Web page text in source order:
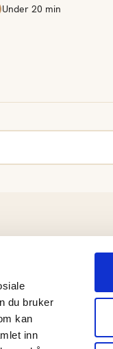
du bruker
kan
inn
Under 20 min